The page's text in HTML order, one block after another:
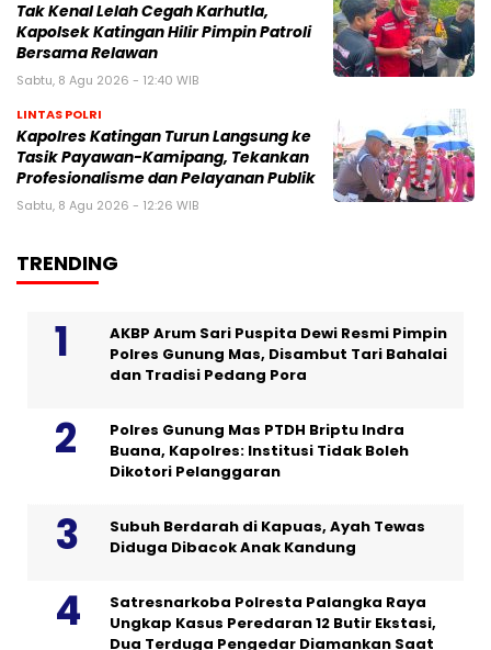
Tak Kenal Lelah Cegah Karhutla,
Kapolsek Katingan Hilir Pimpin Patroli
Bersama Relawan
Sabtu, 8 Agu 2026 - 12:40 WIB
LINTAS POLRI
Kapolres Katingan Turun Langsung ke
Tasik Payawan-Kamipang, Tekankan
Profesionalisme dan Pelayanan Publik
Sabtu, 8 Agu 2026 - 12:26 WIB
TRENDING
AKBP Arum Sari Puspita Dewi Resmi Pimpin
Polres Gunung Mas, Disambut Tari Bahalai
dan Tradisi Pedang Pora
Polres Gunung Mas PTDH Briptu Indra
Buana, Kapolres: Institusi Tidak Boleh
Dikotori Pelanggaran
Subuh Berdarah di Kapuas, Ayah Tewas
Diduga Dibacok Anak Kandung
Satresnarkoba Polresta Palangka Raya
Ungkap Kasus Peredaran 12 Butir Ekstasi,
Dua Terduga Pengedar Diamankan Saat